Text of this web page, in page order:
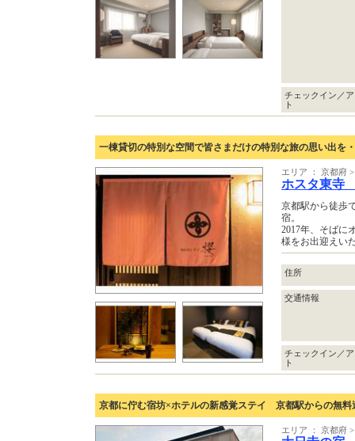
チェックイン／
ト
一棟貸切の特別な空間で皆さまだけの特別な旅の思い出を
エリア ： 京都府
ホスタ東寺
京都駅から徒歩
宿。
2017年、そばに
様をお出迎えい
住所
交通情報
チェックイン／
ト
京都に佇む宿坊×ホテルの新感覚ステイ 京都駅からの無料
エリア ： 京都府